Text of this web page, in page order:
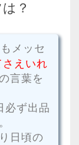
？
メッセ
えいれ
言葉を
必ず出品
日頃の